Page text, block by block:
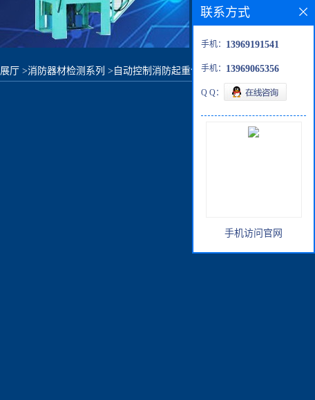
厅 >消防器材检测系列 > 自动控制消防起重气垫疲劳试验台
联系方式
手机： 13969191541
手机： 13969065356
Q Q：
手机访问官网